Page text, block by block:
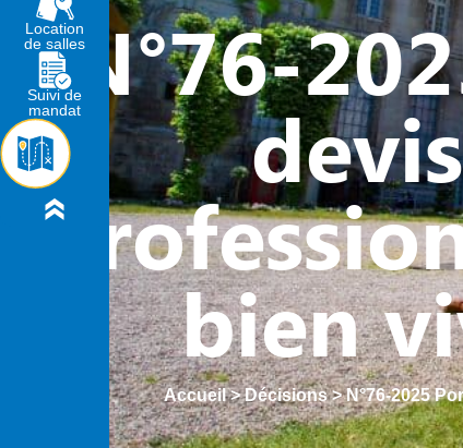
N°76-
bien
Accueil>Décisions>N°76-2025
Location
de salles
Suivi de
mandat